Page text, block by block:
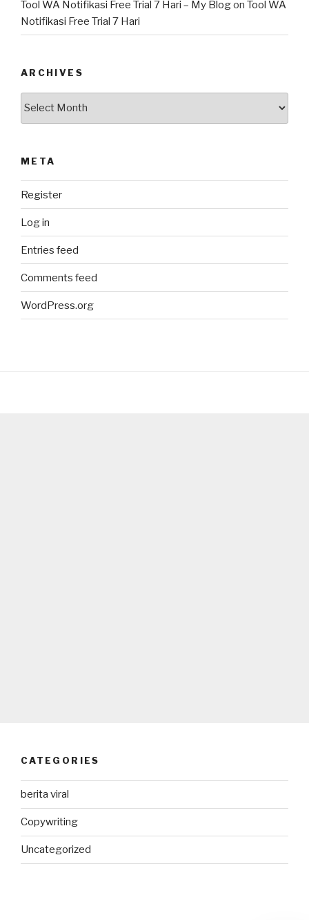
Tool WA Notifikasi Free Trial 7 Hari – My Blogon Tool WA
Notifikasi Free Trial 7 Hari
ARCHIVES
META
Register
Log in
Entries feed
Comments feed
WordPress.org
CATEGORIES
berita viral
Copywriting
Uncategorized